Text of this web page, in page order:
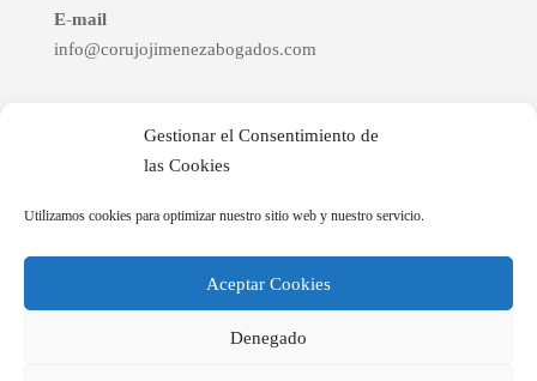
Gestionar el Consentimiento de
las Cookies
Utilizamos cookies para optimizar nuestro sitio web y nuestro servicio.
Aceptar Cookies
Denegado
E-mail
info@corujojimenezabogados.com
Enlaces de interés